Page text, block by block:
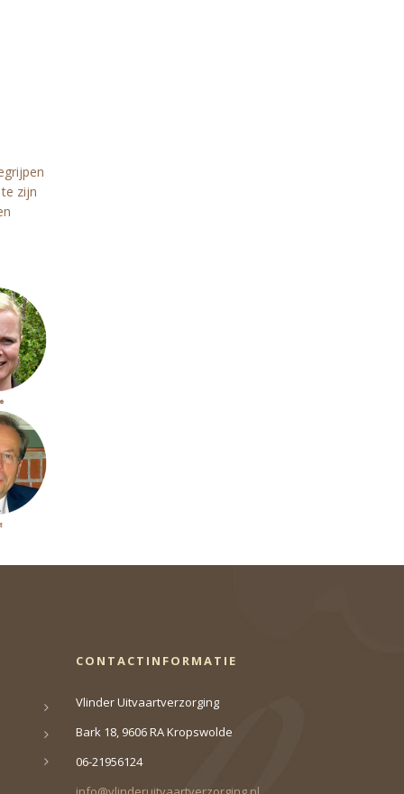
zijn
CONTACTINFORMATIE
Vlinder Uitvaartverzorging
Bark 18, 9606 RA Kropswolde
06-21956124